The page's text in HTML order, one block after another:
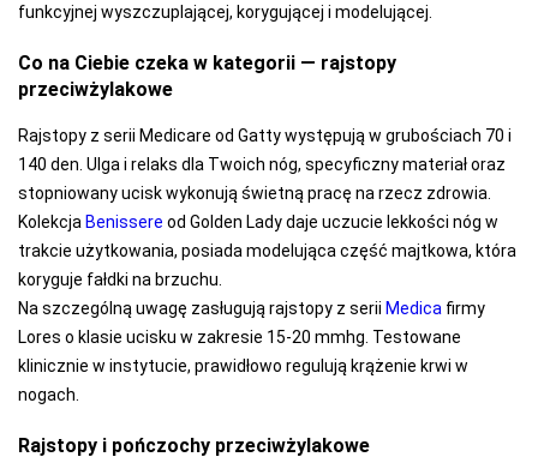
funkcyjnej wyszczuplającej, korygującej i modelującej.
Co na Ciebie czeka w kategorii — rajstopy
przeciwżylakowe
Rajstopy z serii Medicare od Gatty występują w grubościach 70 i
140 den. Ulga i relaks dla Twoich nóg, specyficzny materiał oraz
stopniowany ucisk wykonują świetną pracę na rzecz zdrowia.
Kolekcja Benissere od Golden Lady daje uczucie lekkości nóg w
trakcie użytkowania, posiada modelująca część majtkowa, która
koryguje fałdki na brzuchu.
Na szczególną uwagę zasługują rajstopy z serii Medica firmy
Lores o klasie ucisku w zakresie 15-20 mmhg. Testowane
klinicznie w instytucie, prawidłowo regulują krążenie krwi w
nogach.
Rajstopy i pończochy przeciwżylakowe